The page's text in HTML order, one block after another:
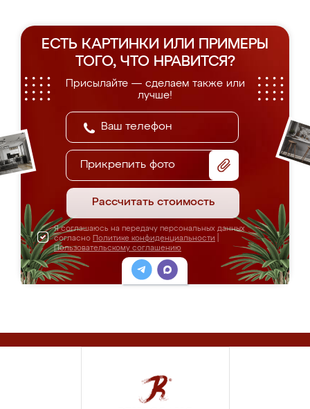
ЕСТЬ КАРТИНКИ ИЛИ ПРИМЕРЫ
ТОГО, ЧТО НРАВИТСЯ?
Присылайте — сделаем также или
лучше!
Прикрепить фото
Рассчитать стоимость
Я соглашаюсь на передачу персональных данных
согласно Политике конфиденциальности
Пользовательскому соглашению